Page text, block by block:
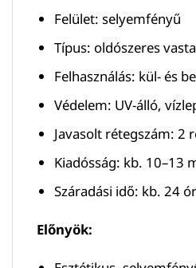
Felület: selyemfényű
Típus: oldószeres
Felhasználás: kül- és
Védelem: UV-álló,
Javasolt rétegszám: 2
Kiadósság: kb. 10–13
Száradási idő: kb. 24
Előnyök: